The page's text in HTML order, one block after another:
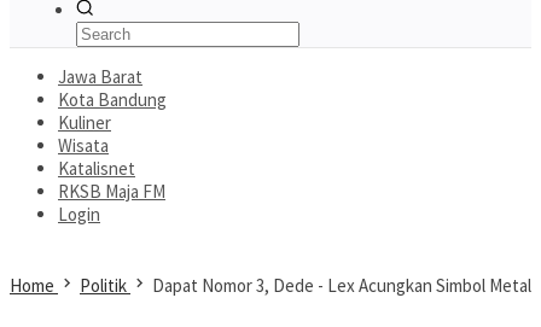
Jawa Barat
Kota Bandung
Kuliner
Wisata
Katalisnet
RKSB Maja FM
Login
Home Politik Dapat Nomor 3, Dede - Lex Acungkan Simbol Metal